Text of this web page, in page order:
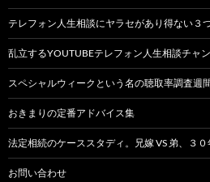
テレフォン人生相談にヤラセがあり得ない３
乱立するYOUTUBEテレフォン人生相談チャ
スペシャルウィークという名の聴取率調査週
おきまりの定番アドバイス集
法定相続のケーススタディ。兄嫁 VS 弟、３
お問い合わせ